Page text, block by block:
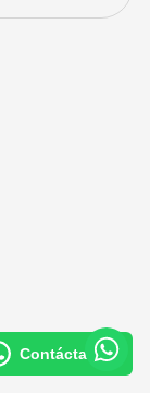
Contáctanos